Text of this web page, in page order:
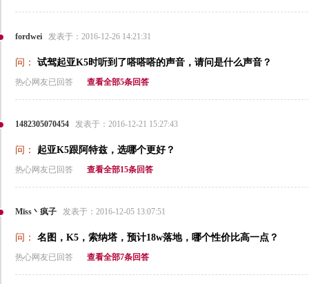
fordwei 发表于：2016-12-26 14:21:31
问： 试驾起亚K5时听到了嗒嗒嗒的声音，请问是什么声音？
热心网友已回答 查看全部5条回答
1482305070454 发表于：2016-12-21 15:27:43
问： 起亚K5跟阿特兹，选哪个更好？
热心网友已回答 查看全部15条回答
Mīss丶疯子 发表于：2016-12-05 13:07:51
问： 名图，K5，索纳塔，预计18w落地，哪个性价比高一点？
热心网友已回答 查看全部7条回答